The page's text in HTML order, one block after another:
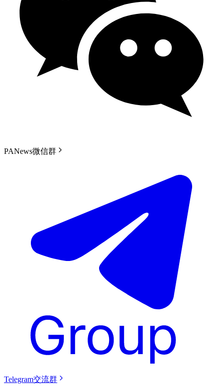
PANews微信群
Telegram交流群